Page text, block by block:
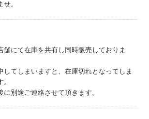
。
舗にて在庫を共有し同時販売しておりま
してしまいますと、在庫切れとなってしま
に別途ご連絡させて頂きます。